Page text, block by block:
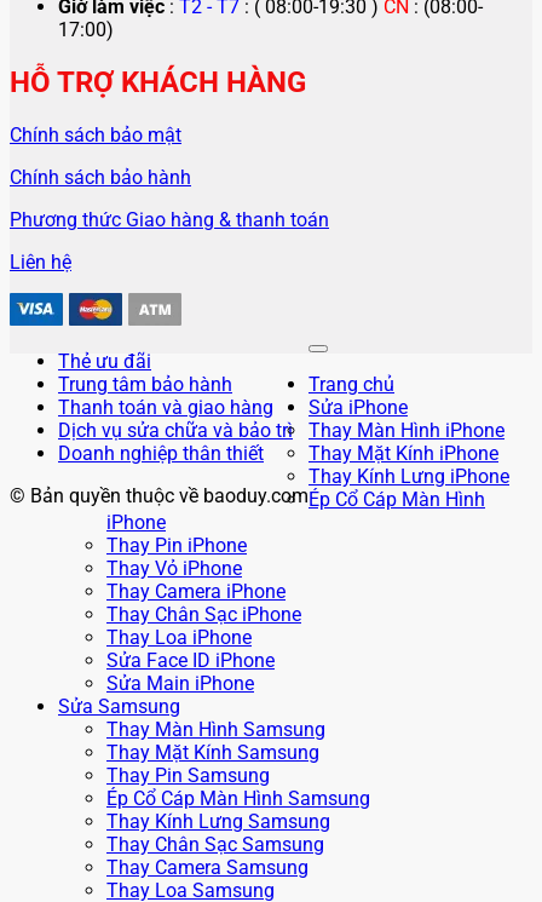
Giờ làm việc : T2 - T7 : ( 08:00-19:30 ) CN : (08:00-
17:00)
HỖ TRỢ KHÁCH HÀNG
Chính sách bảo mật
Chính sách bảo hành
Phương thức Giao hàng & thanh toán
Liên hệ
Thẻ ưu đãi
Trung tâm bảo hành
Thanh toán và giao hàng
Dịch vụ sửa chữa và bảo trì
Doanh nghiệp thân thiết
© Bản quyền thuộc về baoduy.com
Trang chủ
Sửa iPhone
Thay Màn Hình iPhone
Thay Mặt Kính iPhone
Thay Kính Lưng iPhone
Ép Cổ Cáp Màn Hình
iPhone
Thay Pin iPhone
Thay Vỏ iPhone
Thay Camera iPhone
Thay Chân Sạc iPhone
Thay Loa iPhone
Sửa Face ID iPhone
Sửa Main iPhone
Sửa Samsung
Thay Màn Hình Samsung
Thay Mặt Kính Samsung
Thay Pin Samsung
Ép Cổ Cáp Màn Hình Samsung
Thay Kính Lưng Samsung
Thay Chân Sạc Samsung
Thay Camera Samsung
Thay Loa Samsung